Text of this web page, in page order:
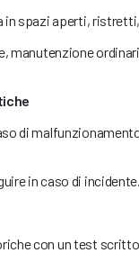
spazi aperti, ristretti,
di
in caso di incidente.
con un test scritto